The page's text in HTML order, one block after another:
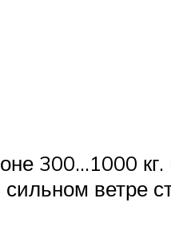
300…1000
ветре